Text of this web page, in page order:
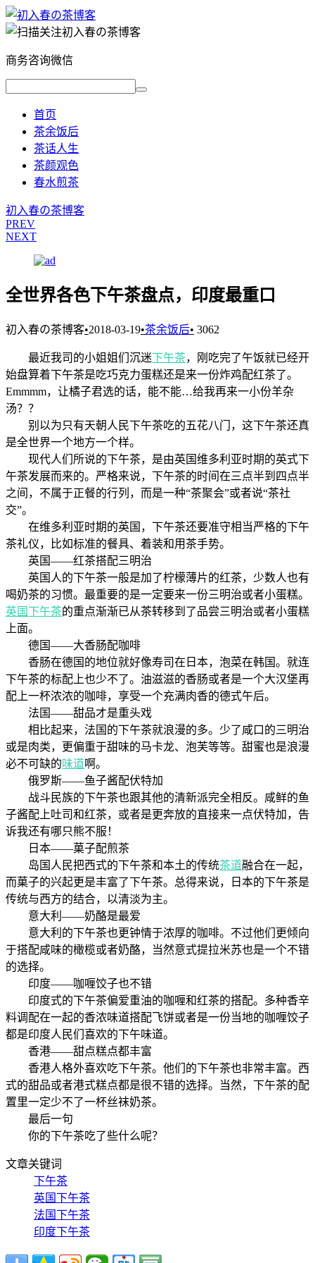
商务咨询微信
首页
茶余饭后
茶话人生
茶颜观色
春水煎茶
初入春の茶博客
PREV
NEXT
全世界各色下午茶盘点，印度最重口
初入春の茶博客•2018-03-19•茶余饭后• 3062
最近我司的小姐姐们沉迷下午茶，刚吃完了午饭就已经开
始盘算着下午茶是吃巧克力蛋糕还是来一份炸鸡配红茶了。
Emmmm，让橘子君选的话，能不能…给我再来一小份羊杂
汤？？
别以为只有天朝人民下午茶吃的五花八门，这下午茶还真
是全世界一个地方一个样。
现代人们所说的下午茶，是由英国维多利亚时期的英式下
午茶发展而来的。严格来说，下午茶的时间在三点半到四点半
之间，不属于正餐的行列，而是一种“茶聚会”或者说“茶社
交”。
在维多利亚时期的英国，下午茶还要准守相当严格的下午
茶礼仪，比如标准的餐具、着装和用茶手势。
英国——红茶搭配三明治
英国人的下午茶一般是加了柠檬薄片的红茶，少数人也有
喝奶茶的习惯。最重要的是一定要来一份三明治或者小蛋糕。
英国下午茶的重点渐渐已从茶转移到了品尝三明治或者小蛋糕
上面。
德国——大香肠配咖啡
香肠在德国的地位就好像寿司在日本，泡菜在韩国。就连
下午茶的标配上也少不了。油滋滋的香肠或者是一个大汉堡再
配上一杯浓浓的咖啡，享受一个充满肉香的德式午后。
法国——甜品才是重头戏
相比起来，法国的下午茶就浪漫的多。少了咸口的三明治
或是肉类，更偏重于甜味的马卡龙、泡芙等等。甜蜜也是浪漫
必不可缺的味道啊。
俄罗斯——鱼子酱配伏特加
战斗民族的下午茶也跟其他的清新派完全相反。咸鲜的鱼
子酱配上吐司和红茶，或者是更奔放的直接来一点伏特加，告
诉我还有哪只熊不服！
日本——菓子配煎茶
岛国人民把西式的下午茶和本土的传统茶道融合在一起，
而菓子的兴起更是丰富了下午茶。总得来说，日本的下午茶是
传统与西方的结合，以清淡为主。
意大利——奶酪是最爱
意大利的下午茶也更钟情于浓厚的咖啡。不过他们更倾向
于搭配咸味的橄榄或者奶酪，当然意式提拉米苏也是一个不错
的选择。
印度——咖喱饺子也不错
印度式的下午茶偏爱重油的咖喱和红茶的搭配。多种香辛
料调配在一起的香浓味道搭配飞饼或者是一份当地的咖喱饺子
都是印度人民们喜欢的下午味道。
香港——甜点糕点都丰富
香港人格外喜欢吃下午茶。他们的下午茶也非常丰富。西
式的甜品或者港式糕点都是很不错的选择。当然，下午茶的配
置里一定少不了一杯丝袜奶茶。
最后一句
你的下午茶吃了些什么呢？
文章关键词
下午茶
英国下午茶
法国下午茶
印度下午茶